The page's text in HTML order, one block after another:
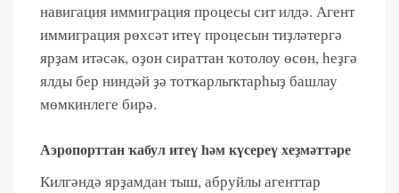
навигация иммиграция процесы сит илдә. Агент
иммиграция рөхсәт итеү процесын тиҙләтергә
ярҙам итәсәк, оҙон сираттан ҡотолоу өсөн, һеҙгә
ялды бер ниндәй ҙә тотҡарлыҡтарһыҙ башлау
мөмкинлеге бирә.
Аэропорттан ҡабул итеү һәм күсереү хеҙмәттәре
Килгәндә ярҙамдан тыш, абруйлы агенттар